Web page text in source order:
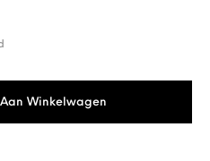
Winkelwagen